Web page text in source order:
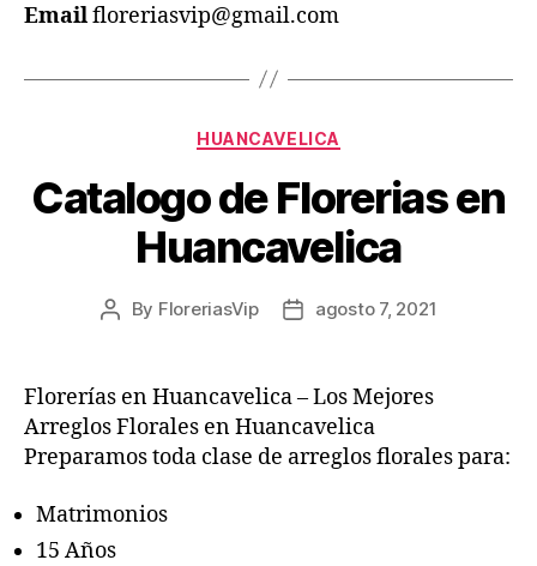
Emailfloreriasvip@gmail.com
Categories
HUANCAVELICA
Catalogo de Florerias en
Huancavelica
Post
By FloreriasVip
Postagosto 7, 2021
Florerías en Huancavelica – Los Mejores
Arreglos Florales en Huancavelica
Preparamos toda clase de arreglos florales para:
Matrimonios
15 Años